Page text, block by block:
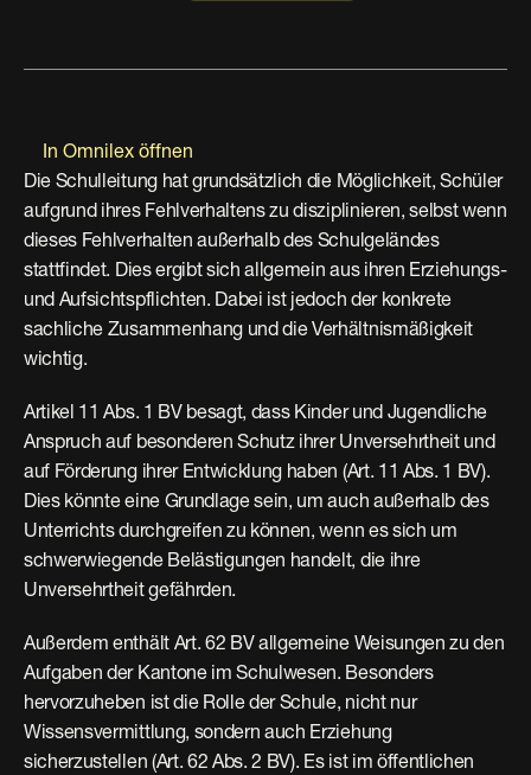
In Omnilex öffnen
Die Schulleitung hat grundsätzlich die Möglichkeit, Schüler
aufgrund ihres Fehlverhaltens zu disziplinieren, selbst wenn
dieses Fehlverhalten außerhalb des Schulgeländes
stattfindet. Dies ergibt sich allgemein aus ihren Erziehungs-
und Aufsichtspflichten. Dabei ist jedoch der konkrete
sachliche Zusammenhang und die Verhältnismäßigkeit
wichtig.
Artikel 11 Abs. 1 BV besagt, dass Kinder und Jugendliche
Anspruch auf besonderen Schutz ihrer Unversehrtheit und
auf Förderung ihrer Entwicklung haben (Art. 11 Abs. 1 BV).
Dies könnte eine Grundlage sein, um auch außerhalb des
Unterrichts durchgreifen zu können, wenn es sich um
schwerwiegende Belästigungen handelt, die ihre
Unversehrtheit gefährden.
Außerdem enthält Art. 62 BV allgemeine Weisungen zu den
Aufgaben der Kantone im Schulwesen. Besonders
hervorzuheben ist die Rolle der Schule, nicht nur
Wissensvermittlung, sondern auch Erziehung
sicherzustellen (Art. 62 Abs. 2 BV). Es ist im öffentlichen